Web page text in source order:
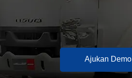
Ajukan Demo